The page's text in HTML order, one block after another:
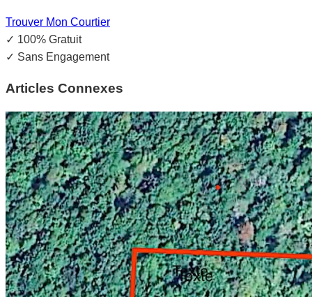
Trouver Mon Courtier
✓ 100% Gratuit
✓ Sans Engagement
Articles Connexes